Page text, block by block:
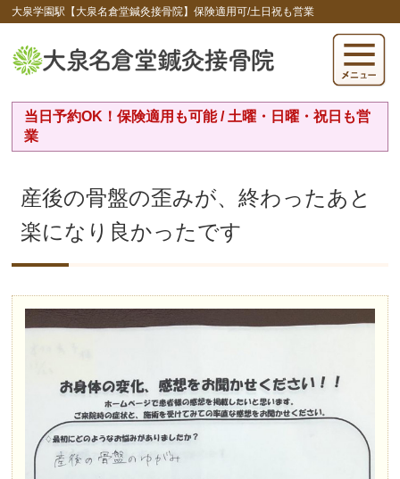
大泉学園駅【大泉名倉堂鍼灸接骨院】保険適用可/土日祝も営業
当日予約OK！保険適用も可能 / 土曜・日曜・祝日も営
業
産後の骨盤の歪みが、終わったあと
楽になり良かったです